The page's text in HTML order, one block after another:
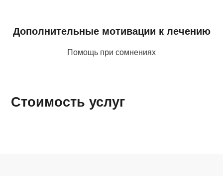
Дополнительные мотивации к лечению
Помощь при сомнениях
Стоимость услуг